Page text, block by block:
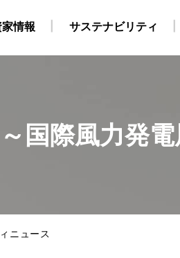
国際風力発
ニュース
LPG事業 洋上風力関連事業
ンダー 個人株主・投資家の皆
情報
価 環境 社会 ガバナン
サステナビリティ
点 役員構成 組織 運航
海上職 キャリア採用情報
陸上